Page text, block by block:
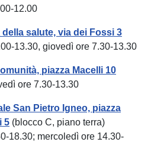
12.00
salute, via dei Fossi 3
13.30, giovedì ore 7.30-13.30
piazza Macelli 10
ore 7.30-13.30
San Pietro Igneo, piazza
5 (blocco C, piano terra)
18.30; mercoledì ore 14.30-